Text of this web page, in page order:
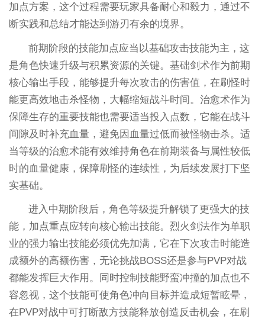
加点方案，这个过程需要玩家具备耐心和毅力，通过不
断实践和总结才能达到游刃有余的境界。
前期阶段的技能加点应当以基础攻击技能为主，这
是角色快速升级与积累资源的关键。基础剑术作为前期
核心输出手段，能够提升每次攻击的伤害值，在刷怪时
能更高效地击杀怪物，大幅缩短战斗时间。治愈术作为
保障生存的重要技能也需要适当投入点数，它能在战斗
间隙及时补充血量，避免因血量过低而被怪物击杀。适
当等级的治愈术能有效维持角色在前期装备与属性较低
时的血量健康，保障刷怪的连续性，为后续发展打下坚
实基础。
进入中期阶段后，角色等级提升解锁了更强大的技
能，加点重点应转向核心输出技能。烈火剑法作为单职
业的强力输出技能必须优先加满，它在下次攻击时能造
成额外的高额伤害，无论挑战BOSS还是参与PVP对战
都能发挥巨大作用。同时控制技能野蛮冲撞的加点也不
容忽视，这个技能可使角色冲向目标并造成短暂眩晕，
在PVP对战中可打断敌方技能释放创造反击机会，在刷